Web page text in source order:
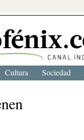
Cultura Sociedad